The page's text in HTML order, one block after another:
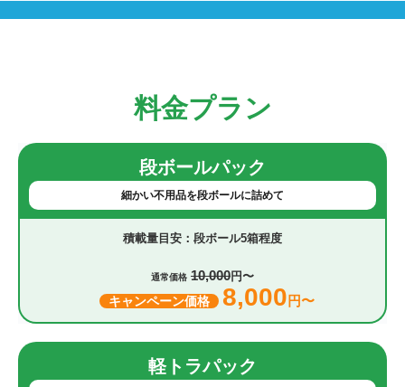
料金プラン
段ボールパック
細かい不用品を段ボールに詰めて
段ボール5箱程度
通常価格 10,000円〜
キャンペーン価格 8,000 円〜
軽トラパック